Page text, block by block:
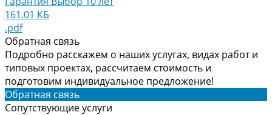
161.01 КБ
.pdf
Обратная связь
Подробно расскажем о наших услугах, видах работ и
типовых проектах, рассчитаем стоимость и
подготовим индивидуальное предложение!
Обратная связь
Сопутствующие услуги